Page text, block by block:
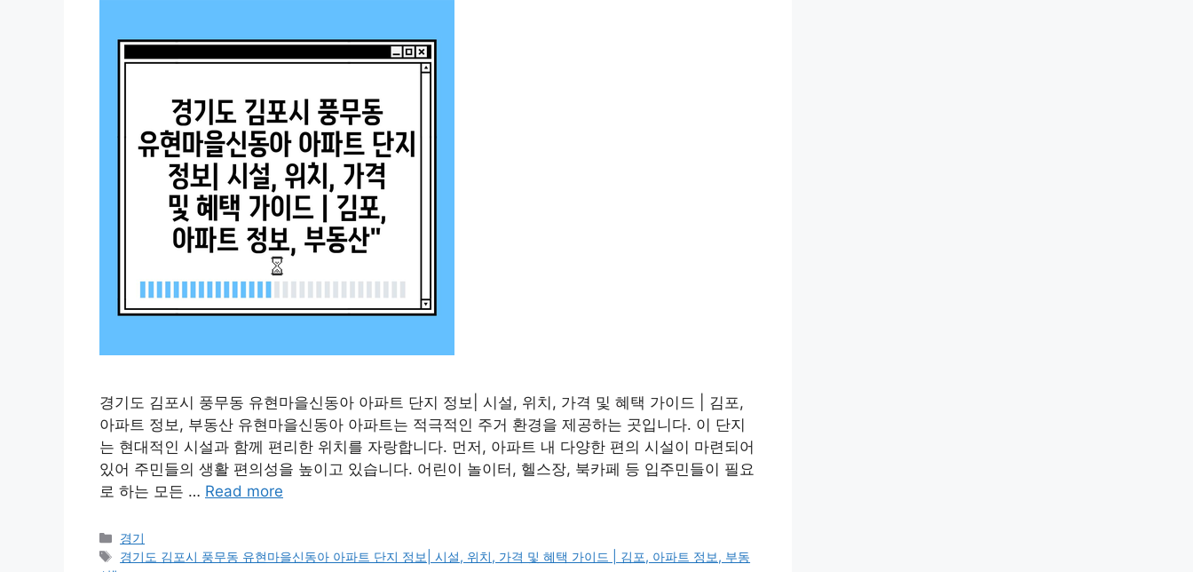
경기도 김포시 풍무동 유현마을신동아 아파트 단지 정보| 시설, 위치, 가격 및 혜택 가이드 | 김포,
아파트 정보, 부동산 유현마을신동아 아파트는 적극적인 주거 환경을 제공하는 곳입니다. 이 단지
는 현대적인 시설과 함께 편리한 위치를 자랑합니다. 먼저, 아파트 내 다양한 편의 시설이 마련되어
있어 주민들의 생활 편의성을 높이고 있습니다. 어린이 놀이터, 헬스장, 북카페 등 입주민들이 필요
로 하는 모든 … Read more
Categories
경기
Tags
경기도 김포시 풍무동 유현마을신동아 아파트 단지 정보| 시설, 위치, 가격 및 혜택 가이드 | 김포, 아파트 정보, 부동